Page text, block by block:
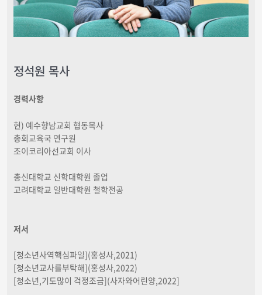
정석원 목사
경력사항
현) 예수향남교회 협동목사
총회교육국 연구원
조이코리아선교회 이사
총신대학교 신학대학원 졸업
고려대학교 일반대학원 철학전공
저서
[청소년사역핵심파일](홍성사,2021)
[청소년교사를부탁해](홍성사,2022)
[청소년,기도많이 걱정조금](사자와어린양,2022]